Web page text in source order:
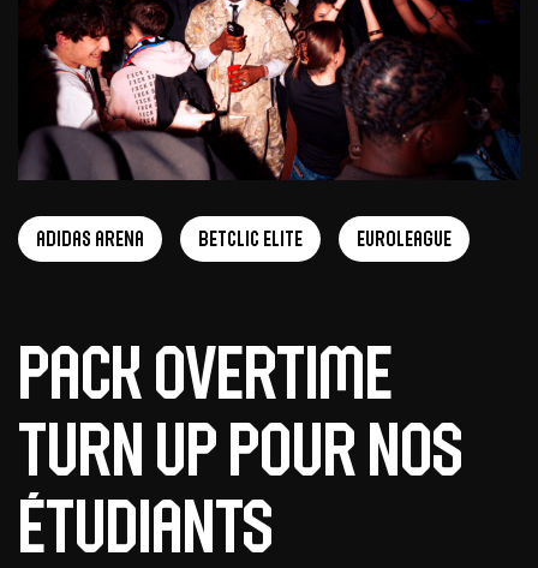
adidas arena Betclic Elite EuroLeague
Pack Overtime
Turn Up pour nos
étudiants